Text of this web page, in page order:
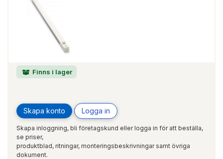
Finns i lager
Skapa konto Logga in
Skapa inloggning, bli företagskund eller logga in för att beställa,
se priser,
produktblad, ritningar, monteringsbeskrivningar samt övriga
dokument.